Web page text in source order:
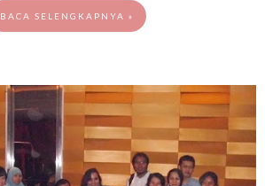
BACA SELENGKAPNYA »